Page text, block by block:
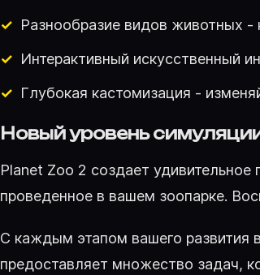
Разнообразие видов животных
Интерактивный искусственный
Глубокая кастомизация -
Новый уровень
Planet Zoo 2 создает
проведенное в вашем зоопарке.
С каждым этапом вашего развития
предоставляет множество задач,